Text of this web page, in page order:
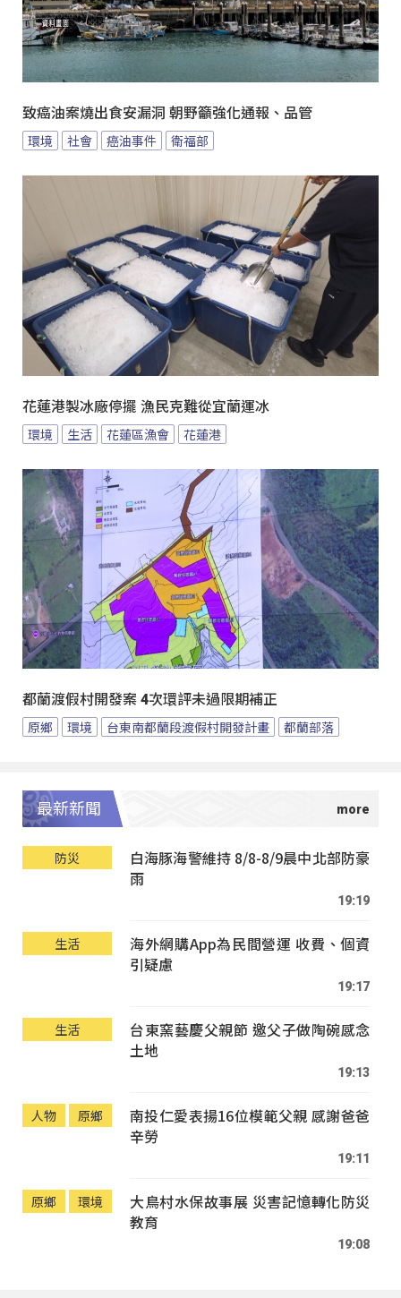
致癌油案燒出食安漏洞 朝野籲強化通報、品管
環境 社會 癌油事件 衛福部
花蓮港製冰廠停擺 漁民克難從宜蘭運冰
環境 生活 花蓮區漁會 花蓮港
都蘭渡假村開發案 4次環評未過限期補正
原鄉 環境 台東南都蘭段渡假村開發計畫 都蘭部落
最新新聞
防災
白海豚海警維持 8/8-8/9晨中北部防豪
雨
19:19
生活
海外網購App為民間營運 收費、個資
引疑慮
19:17
生活
台東窯藝慶父親節 邀父子做陶碗感念
土地
19:13
人物 原鄉
南投仁愛表揚16位模範父親 感謝爸爸
辛勞
19:11
原鄉 環境
大鳥村水保故事展 災害記憶轉化防災
教育
19:08